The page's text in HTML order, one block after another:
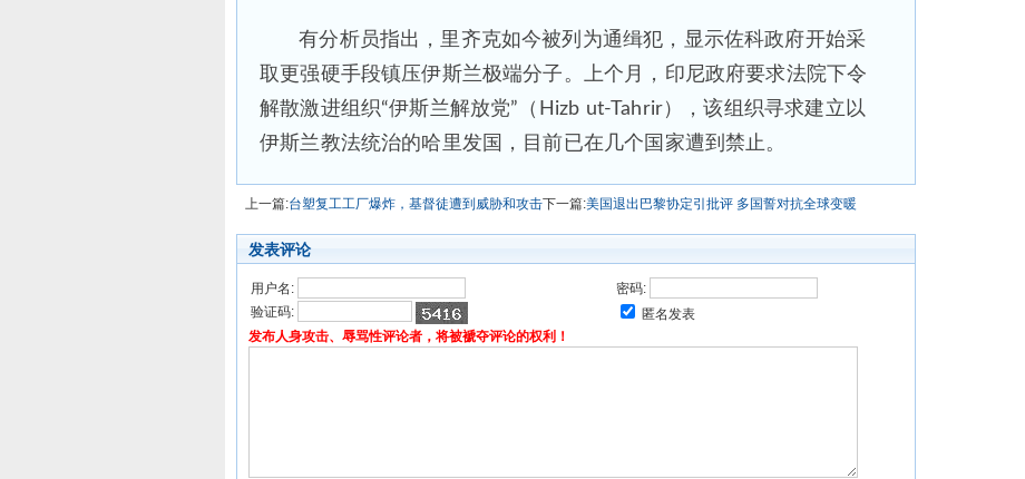
有分析员指出，里齐克如今被列为通缉犯，显示佐科政府开始采
取更强硬手段镇压伊斯兰极端分子。上个月，印尼政府要求法院下令
解散激进组织“伊斯兰解放党”（Hizb ut-Tahrir），该组织寻求建立以
伊斯兰教法统治的哈里发国，目前已在几个国家遭到禁止。
上一篇:台塑复工工厂爆炸，基督徒遭到威胁和攻击下一篇:美国退出巴黎协定引批评 多国誓对抗全球变暖
发表评论
用户名:
密码:
验证码:
匿名发表
发布人身攻击、辱骂性评论者，将被褫夺评论的权利！